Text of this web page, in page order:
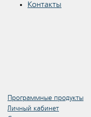
Контакты
Программные продукты
Личный кабинет